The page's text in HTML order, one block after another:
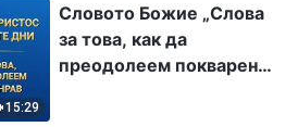
15:29
Словото Божие „Слова
за това, как да
преодолеем покварения